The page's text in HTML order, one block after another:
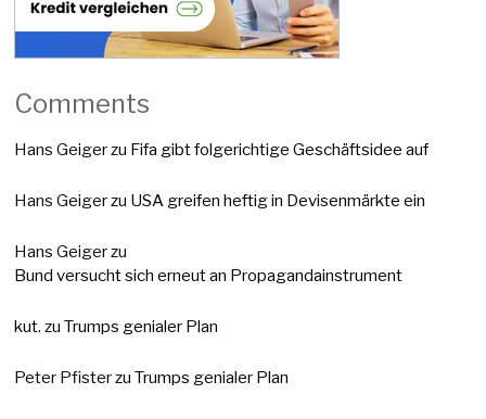
Comments
Hans Geigerzu Fifa gibt folgerichtige Geschäftsidee auf
Hans Geigerzu USA greifen heftig in Devisenmärkte ein
Hans Geigerzu
Bund versucht sich erneut an Propagandainstrument
kut. zuTrumps genialer Plan
Peter PfisterzuTrumps genialer Plan